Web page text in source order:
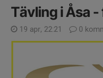
Tävling i Åsa
19 apr, 22:21 0